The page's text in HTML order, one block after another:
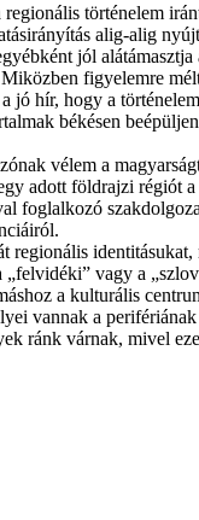
történelem
alig-alig
jól
figyelemre
jó hír, hogy a
békésen
vélem a
adott földrajzi régiót
foglalkozó
regionális
vagy a
a kulturális
vannak a
ránk várnak, mivel